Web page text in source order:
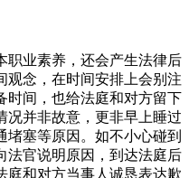
业素养，还会产生法律后
观念，在时间安排上会别注
时间，也给法庭和对方留下
况并非故意，更非早上睡过
堵塞等原因。如不小心碰到
法官说明原因，到达法庭后
庭和对方当事人诚恳表达歉